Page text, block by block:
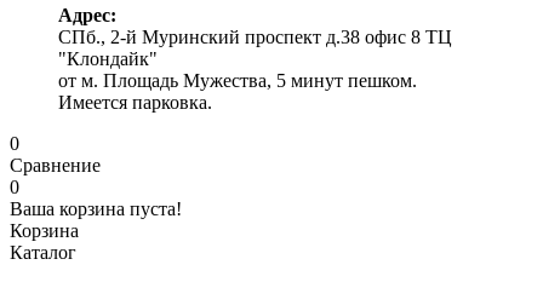
Адрес:
СПб., 2-й Муринский проспект д.38 офис 8 ТЦ
"Клондайк"
от м. Площадь Мужества, 5 минут пешком.
Имеется парковка.
0
Сравнение
0
Ваша корзина пуста!
Корзина
Каталог